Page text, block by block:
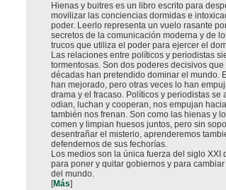
Hienas y buitres es un libro escrito para
movilizar las conciencias dormidas e
poder. Leerlo representa un vuelo rasante
secretos de la comunicación moderna y de
trucos que utiliza el poder para ejercer el
Las relaciones entre políticos y periodistas
tormentosas. Son dos poderes decisivos
décadas han pretendido dominar el mundo.
han mejorado, pero otras veces lo han
drama y el fracaso. Políticos y periodistas se
odian, luchan y cooperan, nos empujan
también nos frenan. Son como las hienas y
comen y limpian huesos juntos, pero sin
desentrañar el misterio, aprenderemos
defendernos de sus fechorías.
Los medios son la única fuerza del siglo XXI
para poner y quitar gobiernos y para
del mundo.
[Más]